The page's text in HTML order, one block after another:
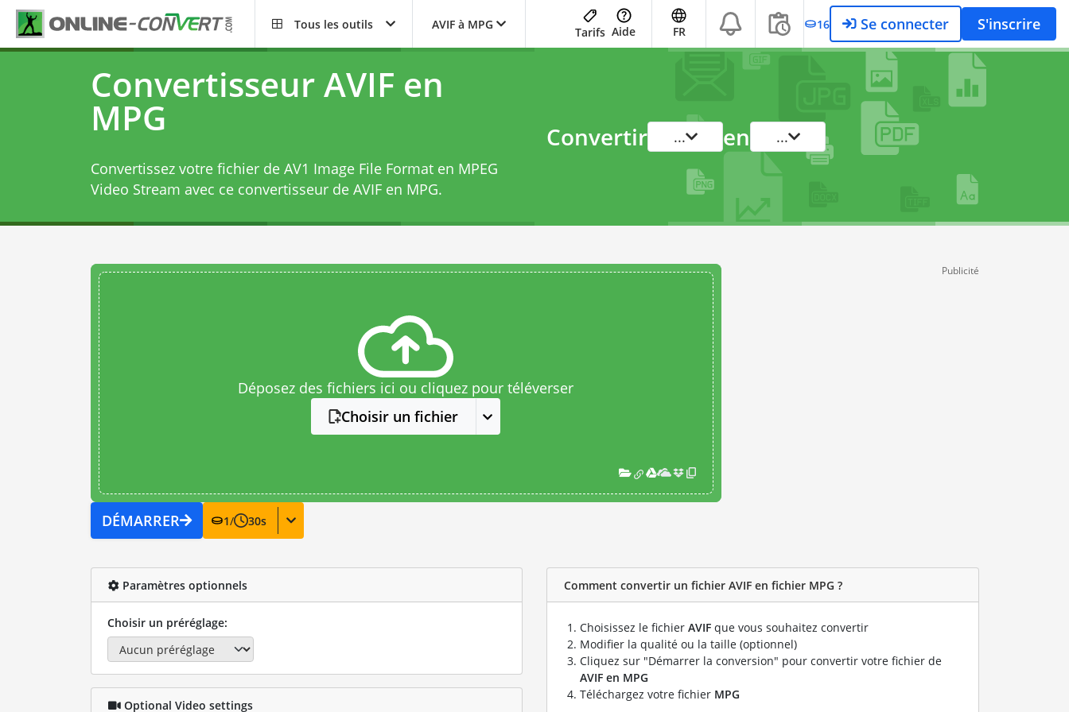
Tous les outils AVIF à MPG
Tarifs Aide FR 16 Se connecter S'inscrire
Convertisseur AVIF en
MPG
Convertissez votre fichier de AV1 Image File Format en MPEG
Video Stream avec ce convertisseur de AVIF en MPG.
Convertir ... en ...
Déposez des fichiers ici ou cliquez pour téléverser
Choisir un fichier
DÉMARRER 1/ 30s
Publicité
Paramètres optionnels
Choisir un préréglage:
Optional Video settings
Comment convertir un fichier AVIF en fichier MPG ?
Choisissez le fichier AVIF que vous souhaitez convertir
Modifier la qualité ou la taille (optionnel)
Cliquez sur "Démarrer la conversion" pour convertir votre fichier de
AVIF en MPG
Téléchargez votre fichier MPG